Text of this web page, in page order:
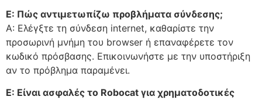
Ε: Πώς αντιμετωπίζω προβλήματα σύνδεσης;
Α: Ελέγξτε τη σύνδεση internet, καθαρίστε την
προσωρινή μνήμη του browser ή επαναφέρετε τον
κωδικό πρόσβασης. Επικοινωνήστε με την υποστήριξη
αν το πρόβλημα παραμένει.
Ε: Είναι ασφαλές το Robocat για χρηματοδοτικές